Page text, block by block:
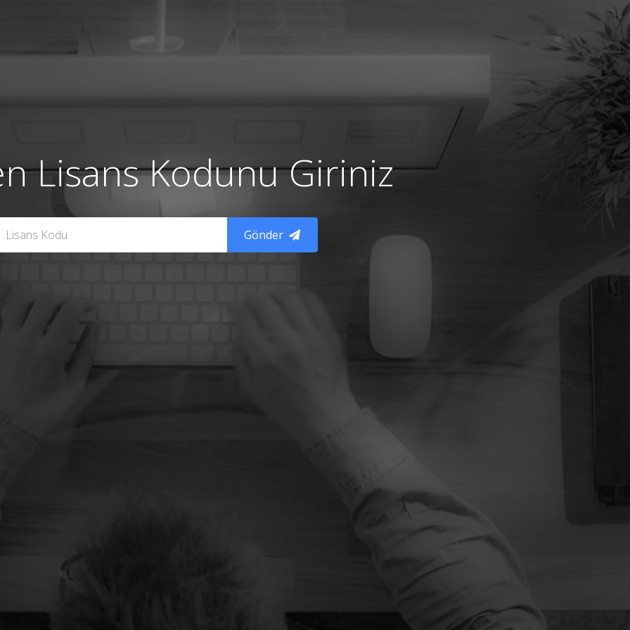
Lisans Kodunu Giriniz
Gönder